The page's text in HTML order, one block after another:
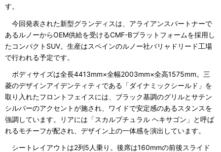
す。
今回発表された新型グランディスは、アライアンスパートナーで
あるルノーからOEM供給を受けるCMF-Bプラットフォームを採用し
たコンパクトSUV。生産はスペインのルノー社バリャドリード工場
で行われる予定です。
ボディサイズは全長4413mm×全幅2003mm×全高1575mm。三
菱のデザインアイデンティティである「ダイナミックシールド」を
取り入れたフロントフェイスには、ブラック基調のグリルとサテン
シルバーのアクセントが施され、ワイドで安定感のあるスタンスを
強調しています。リアには「スカルプチュラル ヘキサゴン」と呼ば
れるモチーフが配され、デザイン上の一体感を演出しています。
シートレイアウトは2列5人乗り。後席は160mmの前後スライド